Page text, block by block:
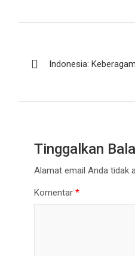
pos
Indonesia:
Tinggalkan
Alamat email Anda tidak
Komentar *